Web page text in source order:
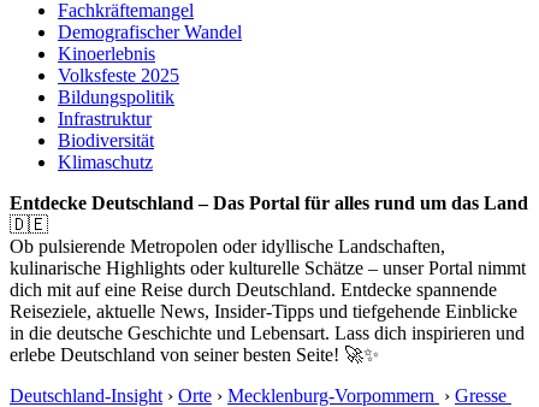
Fachkräftemangel
Demografischer Wandel
Kinoerlebnis
Volksfeste 2025
Bildungspolitik
Infrastruktur
Biodiversität
Klimaschutz
Entdecke Deutschland – Das Portal für alles rund um das Land
🇩🇪
Ob pulsierende Metropolen oder idyllische Landschaften,
kulinarische Highlights oder kulturelle Schätze – unser Portal nimmt
dich mit auf eine Reise durch Deutschland. Entdecke spannende
Reiseziele, aktuelle News, Insider-Tipps und tiefgehende Einblicke
in die deutsche Geschichte und Lebensart. Lass dich inspirieren und
erlebe Deutschland von seiner besten Seite! 🚀✨
Deutschland-Insight › Orte › Mecklenburg-Vorpommern › Gresse